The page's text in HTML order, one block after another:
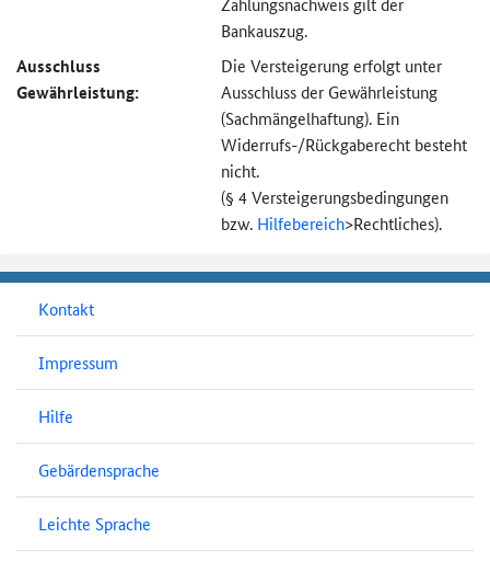
Bankauszug.
Ausschluss
Gewährleistung:
Die Versteigerung erfolgt unter
Ausschluss der Gewährleistung
(Sachmängel­haftung). Ein
Widerrufs-/Rückgaberecht besteht
nicht.
(§ 4 Versteigerungs­bedingungen
bzw. Hilfebereich>Rechtliches).
Kontakt
Impressum
Hilfe
Gebärdensprache
Leichte Sprache